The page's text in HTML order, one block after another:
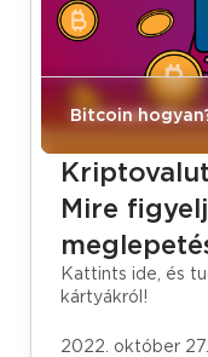
CoinCash
Bitcoin
Mire
Kattints ide, és
kártyákról!
2022. október 27.